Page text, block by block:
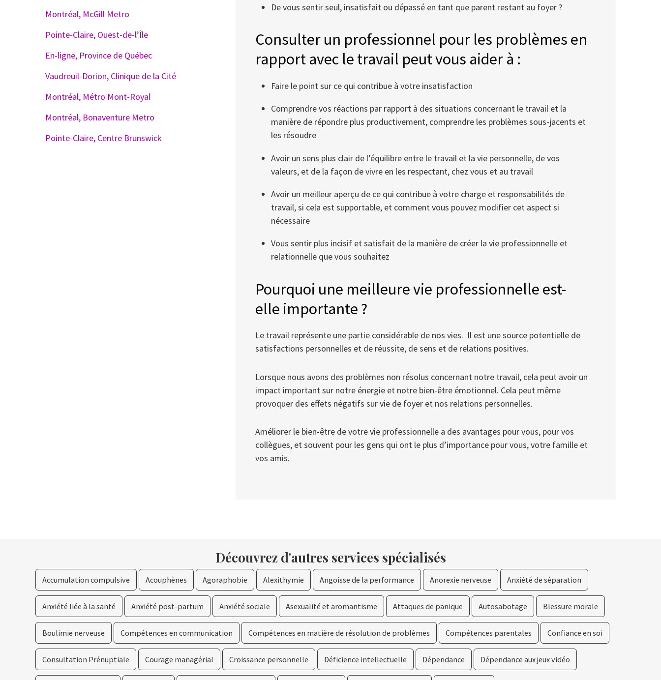
Montréal, McGill Metro
Pointe-Claire, Ouest-de-l’Île
En-ligne, Province de Québec
Vaudreuil-Dorion, Clinique de la Cité
Montréal, Métro Mont-Royal
Montréal, Bonaventure Metro
Pointe-Claire, Centre Brunswick
De vous sentir seul, insatisfait ou dépassé en tant que parent restant au foyer ?
Consulter un professionnel pour les problèmes en
rapport avec le travail peut vous aider à :
Faire le point sur ce qui contribue à votre insatisfaction
Comprendre vos réactions par rapport à des situations concernant le travail et la
manière de répondre plus productivement, comprendre les problèmes sous-jacents et
les résoudre
Avoir un sens plus clair de l’équilibre entre le travail et la vie personnelle, de vos
valeurs, et de la façon de vivre en les respectant, chez vous et au travail
Avoir un meilleur aperçu de ce qui contribue à votre charge et responsabilités de
travail, si cela est supportable, et comment vous pouvez modifier cet aspect si
nécessaire
Vous sentir plus incisif et satisfait de la manière de créer la vie professionnelle et
relationnelle que vous souhaitez
Pourquoi une meilleure vie professionnelle est-
elle importante ?
Le travail représente une partie considérable de nos vies. Il est une source potentielle de
satisfactions personnelles et de réussite, de sens et de relations positives.
Lorsque nous avons des problèmes non résolus concernant notre travail, cela peut avoir un
impact important sur notre énergie et notre bien-être émotionnel. Cela peut même
provoquer des effets négatifs sur vie de foyer et nos relations personnelles.
Améliorer le bien-être de votre vie professionnelle a des avantages pour vous, pour vos
collègues, et souvent pour les gens qui ont le plus d’importance pour vous, votre famille et
vos amis.
Découvrez d'autres services spécialisés
Accumulation compulsive Acouphènes Agoraphobie Alexithymie Angoisse de la performance Anorexie nerveuse Anxiété de séparation
Anxiété liée à la santé Anxiété post-partum Anxiété sociale Asexualité et aromantisme Attaques de panique Autosabotage Blessure morale
Boulimie nerveuse Compétences en communication Compétences en matière de résolution de problèmes Compétences parentales Confiance en soi
Consultation Prénuptiale Courage managérial Croissance personnelle Déficience intellectuelle Dépendance Dépendance aux jeux vidéo